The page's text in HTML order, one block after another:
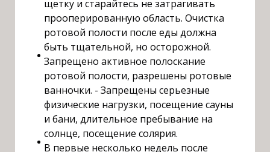
щетку и старайтесь не затрагивать
прооперированную область. Очистка
ротовой полости после еды должна
быть тщательной, но осторожной.
Запрещено активное полоскание
ротовой полости, разрешены ротовые
ванночки. - Запрещены серьезные
физические нагрузки, посещение сауны
и бани, длительное пребывание на
солнце, посещение солярия.
В первые несколько недель после